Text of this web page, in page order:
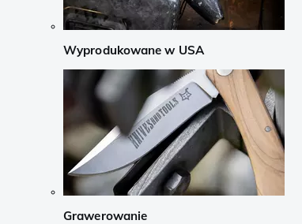
Wyprodukowane w USA
Grawerowanie